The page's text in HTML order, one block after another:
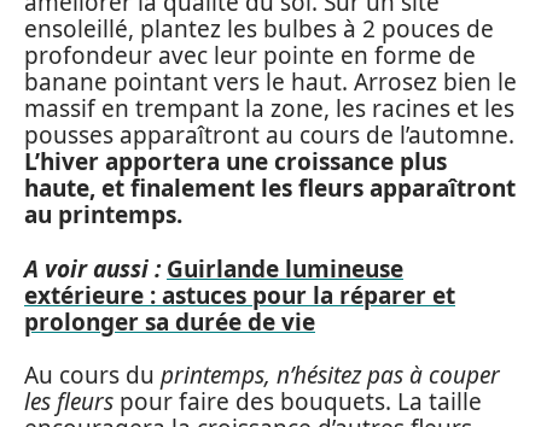
ensoleillé, plantez les bulbes à 2 pouces de
profondeur avec leur pointe en forme de
banane pointant vers le haut. Arrosez bien le
massif en trempant la zone, les racines et les
pousses apparaîtront au cours de l’automne.
L’hiver apportera une croissance plus
haute, et finalement les fleurs apparaîtront
au printemps.
A voir aussi : Guirlande lumineuse
extérieure : astuces pour la réparer et
prolonger sa durée de vie
Au cours du printemps, n’hésitez pas à couper
les fleurs pour faire des bouquets. La taille